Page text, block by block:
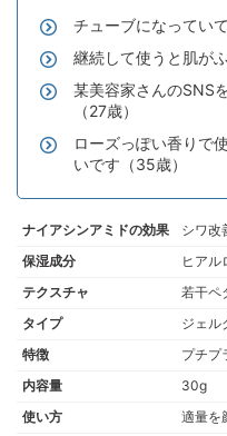
チューブになってい
継続して使うと肌が
某美容家さんのSNS
（27歳）
ローズっぽい香りで
いです（35歳）
ナイアシンアミドの効果
シワ改
保湿成分
ヒアル
テクスチャ
若干ペ
タイプ
ジェル
特徴
プチプ
内容量
30g
使い方
適量を